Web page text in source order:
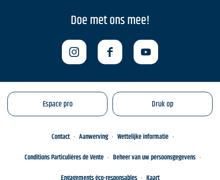
Doe met ons mee!
Espace pro Druk op
Contact Aanwerving
Wettelijke informatie
Conditions Particulières de Vente
Beheer van uw persoonsgegevens